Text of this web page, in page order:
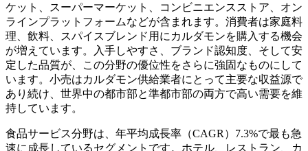
ケット、スーパーマーケット、コンビニエンスストア、オン
ラインプラットフォームなどが含まれます。消費者は家庭料
理、飲料、スパイスブレンド用にカルダモンを購入する機会
が増えています。入手しやすさ、ブランド認知度、そして安
定した品質が、この分野の優位性をさらに強固なものにして
います。小売はカルダモン供給業者にとって主要な収益源で
あり続け、世界中の都市部と準都市部の両方で高い需要を維
持しています。
食品サービス分野は、年平均成長率（CAGR）7.3%で最も急
速に成長しているセグメントです。ホテル、レストラン、カ